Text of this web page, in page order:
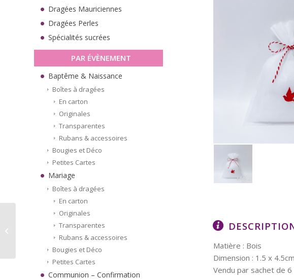
Matière : Bois
Dimension : 1.5 x 4.5cm
Vendu par sachet de 6
Dragées Mauriciennes
Dragées Perles
Spécialités sucrées
PAR ÉVÈNEMENT
Baptême & Naissance
Boîtes à dragées
En carton
Originales
Transparentes
Rubans & accessoires
Bougies et Déco
Petites Cartes
Mariage
Boîtes à dragées
En carton
Originales
Transparentes
Rubans & accessoires
Bougies et Déco
Petites Cartes
Communion – Confirmation
Étoiles de mer en bois